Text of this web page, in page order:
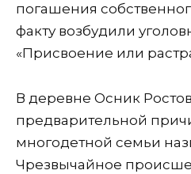
погашения
факту возбудили
«Присвоение или
В деревне Осник
предварительной
многодетной семьи
Чрезвычайное